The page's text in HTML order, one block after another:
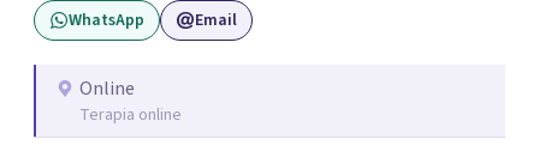
WhatsApp Email
Online
Terapia online